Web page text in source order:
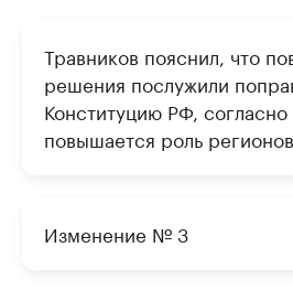
Травников пояснил, что
решения послужили
Конституцию РФ,
повышается роль
Изменение № 3